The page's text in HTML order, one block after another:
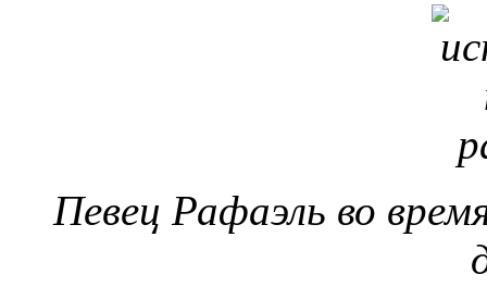
Певец Рафаэль во